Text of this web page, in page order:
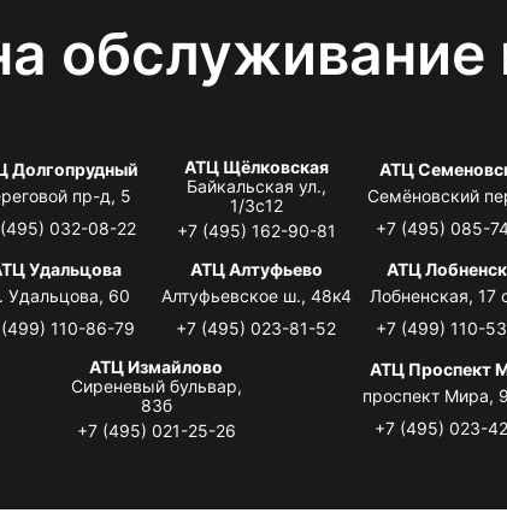
обслуживание
Долгопрудный
пр-д, 5
032-08-22
АТЦ Щёлковская
Байкальская ул.,
1/3с12
+7 (495) 162-90-81
АТЦ
Семёновский
+7 (495) 085-
Удальцова
Удальцова, 60
110-86-79
АТЦ Алтуфьево
Алтуфьевское ш., 48к4
+7 (495) 023-81-52
АТЦ
Лобненская, 17
+7 (499) 110-
АТЦ Измайлово
Сиреневый бульвар,
83б
+7 (495) 021-25-26
АТЦ Проспект
проспект Мира,
+7 (495) 023-